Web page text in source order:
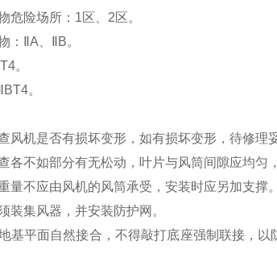
危险场所：1区、2区。
：ⅡA、ⅡB。
。
。
风机是否有损坏变形，如有损坏变形，待修理
各不如部分有无松动，叶片与风筒间隙应均匀
量不应由风机的风筒承受，安装时应另加支撑。
装集风器，并安装防护网。
基平面自然接合，不得敲打底座强制联接，